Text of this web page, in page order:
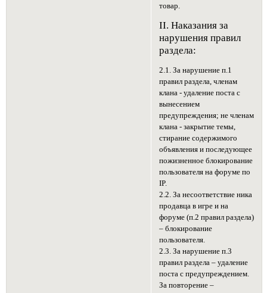
товар.
II. Наказания за
нарушения правил
раздела:
2.1. За нарушение п.1
правил раздела, членам
клана - удаление поста с
вынесением
предупреждения; не членам
клана - закрытие темы,
стирание содержимого
объявления и последующее
пожизненное блокирование
пользователя на форуме по
IP.
2.2. За несоответствие ника
продавца в игре и на
форуме (п.2 правил раздела)
– блокирование
пользователя.
2.3. За нарушение п.3
правил раздела – удаление
поста с предупреждением.
За повторение –